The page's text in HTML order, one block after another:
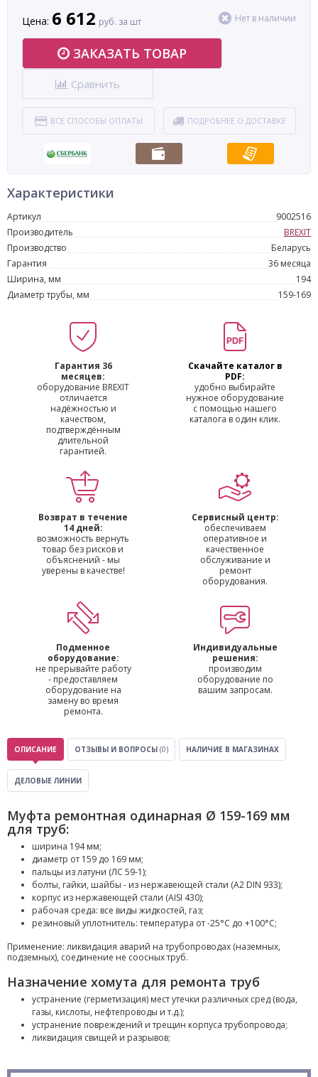
Цена: 6 612 руб. за шт Нет в наличии
ЗАКАЗАТЬ ТОВАР
Сравнить
ВСЕ СПОСОБЫ ОПЛАТЫ ПОДРОБНЕЕ О ДОСТАВКЕ
Характеристики
Артикул
9002516
Производитель
BREXIT
Производство
Беларусь
Гарантия
36 месяца
Ширина, мм
194
Диаметр трубы, мм
159-169
Гарантия 36
месяцев:
оборудование BREXIT
отличается
надёжностью и
качеством,
подтверждённым
длительной
гарантией.
Скачайте каталог в
PDF:
удобно выбирайте
нужное оборудование
с помощью нашего
каталога в один клик.
Возврат в течение
14 дней:
возможность вернуть
товар без рисков и
объяснений - мы
уверены в качестве!
Сервисный центр:
обеспечиваем
оперативное и
качественное
обслуживание и
ремонт
оборудования.
Подменное
оборудование:
не прерывайте работу
- предоставляем
оборудование на
замену во время
ремонта.
Индивидуальные
решения:
производим
оборудование по
вашим запросам.
ОПИСАНИЕ ОТЗЫВЫ И ВОПРОСЫ (0) НАЛИЧИЕ В МАГАЗИНАХ
ДЕЛОВЫЕ ЛИНИИ
Муфта ремонтная одинарная Ø 159-169 мм
для труб:
ширина 194 мм;
диаметр от 159 до 169 мм;
пальцы из латуни (ЛС 59-1);
болты, гайки, шайбы - из нержавеющей стали (A2 DIN 933);
корпус из нержавеющей стали (AISI 430);
рабочая среда: все виды жидкостей, газ;
резиновый уплотнитель: температура от -25°С до +100°С;
Применение: ликвидация аварий на трубопроводах (наземных,
подземных), соединение не соосных труб.
Назначение хомута для ремонта труб
устранение (герметизация) мест утечки различных сред (вода,
газы, кислоты, нефтепроводы и т.д.);
устранение повреждений и трещин корпуса трубопровода;
ликвидация свищей и разрывов;